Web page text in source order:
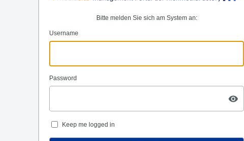
Bitte melden Sie sich am System an:
Username
Password
Keep me logged in